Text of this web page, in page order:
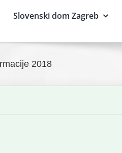
Slovenski dom Zagreb
2018